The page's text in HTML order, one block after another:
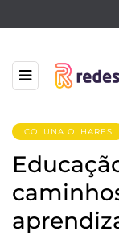
COLUNA OLHARES